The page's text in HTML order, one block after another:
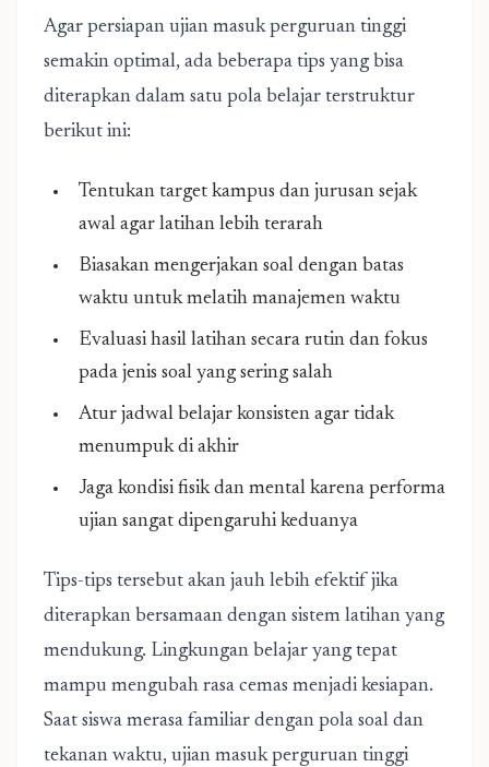
Agar persiapan ujian masuk perguruan tinggi
semakin optimal, ada beberapa tips yang bisa
diterapkan dalam satu pola belajar terstruktur
berikut ini:
Tentukan target kampus dan jurusan sejak
awal agar latihan lebih terarah
Biasakan mengerjakan soal dengan batas
waktu untuk melatih manajemen waktu
Evaluasi hasil latihan secara rutin dan fokus
pada jenis soal yang sering salah
Atur jadwal belajar konsisten agar tidak
menumpuk di akhir
Jaga kondisi fisik dan mental karena performa
ujian sangat dipengaruhi keduanya
Tips-tips tersebut akan jauh lebih efektif jika
diterapkan bersamaan dengan sistem latihan yang
mendukung. Lingkungan belajar yang tepat
mampu mengubah rasa cemas menjadi kesiapan.
Saat siswa merasa familiar dengan pola soal dan
tekanan waktu, ujian masuk perguruan tinggi